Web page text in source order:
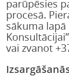
parūpēsies
procesā.
sākuma
vai zvanot